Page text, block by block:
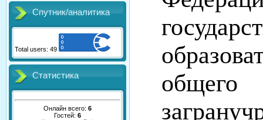
Спутник/аналитика
Total users: 49
Статистика
Онлайн всего: 6
Гостей: 6